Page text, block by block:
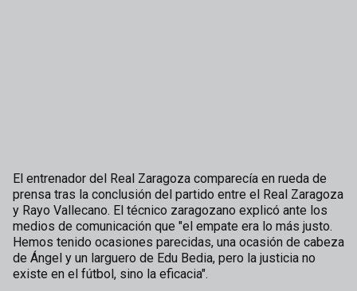
El entrenador del Real Zaragoza comparecía en rueda de
prensa tras la conclusión del partido entre el Real Zaragoza
y Rayo Vallecano. El técnico zaragozano explicó ante los
medios de comunicación que "el empate era lo más justo.
Hemos tenido ocasiones parecidas, una ocasión de cabeza
de Ángel y un larguero de Edu Bedia, pero la justicia no
existe en el fútbol, sino la eficacia".